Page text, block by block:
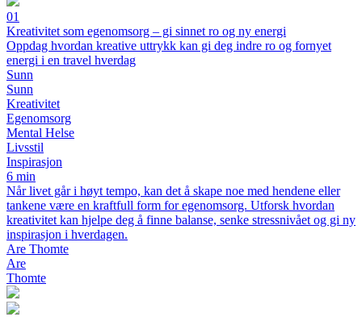
01
Kreativitet som egenomsorg – gi sinnet ro og ny energi
Oppdag hvordan kreative uttrykk kan gi deg indre ro og fornyet
energi i en travel hverdag
Sunn
Sunn
Kreativitet
Egenomsorg
Mental Helse
Livsstil
Inspirasjon
6 min
Når livet går i høyt tempo, kan det å skape noe med hendene eller
tankene være en kraftfull form for egenomsorg. Utforsk hvordan
kreativitet kan hjelpe deg å finne balanse, senke stressnivået og gi ny
inspirasjon i hverdagen.
Are Thomte
Are
Thomte